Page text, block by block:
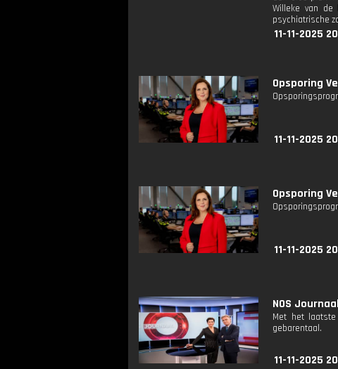
Willeke van
psychiatrische
11-11-2025
Opsporing
11-11-2025
Opsporing
11-11-2025
NOS
Met het
gebarentaal.
11-11-2025